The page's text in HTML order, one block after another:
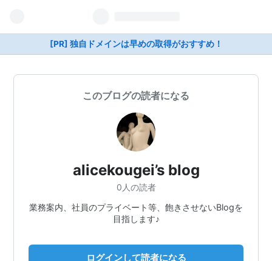
[PR] 独自ドメインは早めの取得がおすすめ！
このブログの読者になる
alicekougei’s blog
0人の読者
業務案内、社員のプライベート等、飽きさせないBlogを
目指します♪
ログインして読者になる